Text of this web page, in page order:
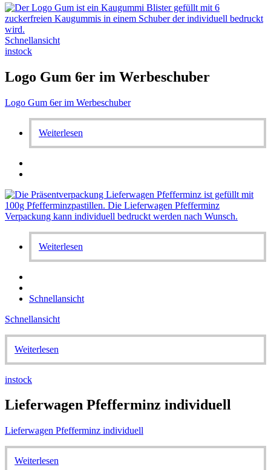
Schnellansicht
instock
Logo Gum 6er im Werbeschuber
Logo Gum 6er im Werbeschuber
Weiterlesen
Weiterlesen
Schnellansicht
Schnellansicht
Weiterlesen
instock
Lieferwagen Pfefferminz individuell
Lieferwagen Pfefferminz individuell
Weiterlesen